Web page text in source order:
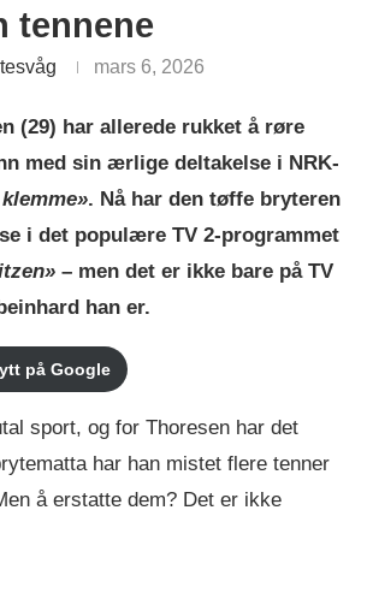
tennene
mars 6, 2026
(29) har allerede rukket å røre
med sin ærlige deltakelse i NRK-
. Nå har den tøffe bryteren
i det populære TV 2-programmet
– men det er ikke bare på TV
han er.
på Google
sport, og for Thoresen har det
har han mistet flere tenner
å erstatte dem? Det er ikke